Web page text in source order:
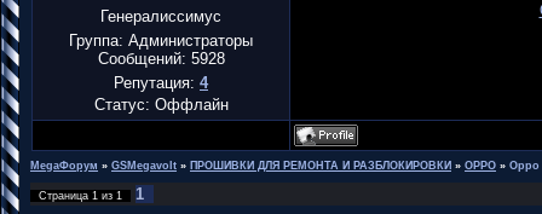
Генералиссимус
Группа: Администраторы
Сообщений: 5928
Репутация: 4
Статус: Оффлайн
MegaФорум » GSMegavolt » ПРОШИВКИ ДЛЯ РЕМОНТА И РАЗБЛОКИРОВКИ » OPPO » Oppo
Страница 1 из 1 1